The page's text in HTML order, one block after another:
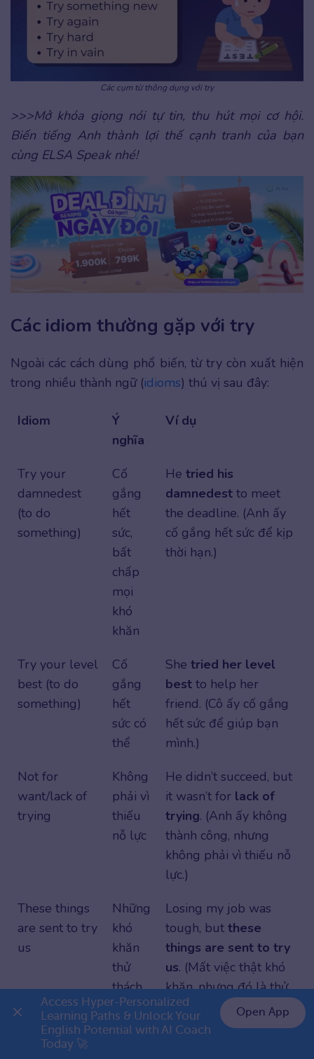
Các cụm từ thông dụng với try
>>>Mở khóa giọng nói tự tin, thu hút mọi cơ hội.
Biến tiếng Anh thành lợi thế cạnh tranh của bạn
cùng ELSA Speak nhé!
Các idiom thường gặp với try
Ngoài các cách dùng phổ biến, từ try còn xuất hiện
trong nhiều thành ngữ (idioms) thú vị sau đây:
Idiom
Ý
nghĩa
Ví dụ
Try your
damnedest
(to do
something)
Cố
gắng
hết
sức,
bất
chấp
mọi
khó
khăn
He tried his
damnedest to meet
the deadline. (Anh ấy
cố gắng hết sức để kịp
thời hạn.)
Try your level
best (to do
something)
Cố
gắng
hết
sức có
thể
She tried her level
best to help her
friend. (Cô ấy cố gắng
hết sức để giúp bạn
mình.)
Not for
want/lack of
trying
Không
phải vì
thiếu
nỗ lực
He didn’t succeed, but
it wasn’t for lack of
trying. (Anh ấy không
thành công, nhưng
không phải vì thiếu nỗ
lực.)
These things
are sent to try
us
Những
khó
khăn
thử
thách
chúng
ta
Losing my job was
tough, but these
things are sent to try
us. (Mất việc thật khó
khăn, nhưng đó là thử
thách.)
👉 Premium 1 năm chỉ 799K
Access Hyper-Personalized
Learning Paths & Unlock Your
English Potential with AI Coach
Today 🚀
Open App